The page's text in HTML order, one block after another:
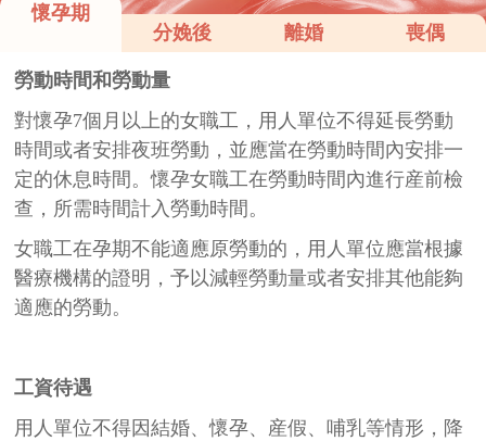
懷孕期
分娩後
離婚 喪偶
勞動時間和勞動量
對懷孕7個月以上的女職工，用人單位不得延長勞動
時間或者安排夜班勞動，並應當在勞動時間內安排一
定的休息時間。懷孕女職工在勞動時間內進行産前檢
查，所需時間計入勞動時間。
女職工在孕期不能適應原勞動的，用人單位應當根據
醫療機構的證明，予以減輕勞動量或者安排其他能夠
適應的勞動。
工資待遇
用人單位不得因結婚、懷孕、産假、哺乳等情形，降